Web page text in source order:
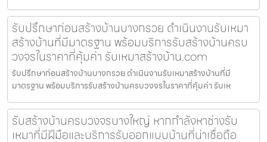
รับปรึกษาก่อนสร้างบ้านบางกรวย ดำเนินงานรับเหมา
สร้างบ้านที่มีมาตรฐาน พร้อมบริการรับสร้างบ้านครบ
วงจรในราคาที่คุ้มค่า รับเหมาสร้างบ้าน.com
รับปรึกษาก่อนสร้างบ้านบางกรวย ดำเนินงานรับเหมาสร้างบ้านที่มี
มาตรฐาน พร้อมบริการรับสร้างบ้านครบวงจรในราคาที่คุ้มค่า รับเห
รับสร้างบ้านครบวงจรบางใหญ่ หากกำลังหาช่างรับ
เหมาที่มีฝีมือและบริการรับออกแบบบ้านที่น่าเชื่อถือ